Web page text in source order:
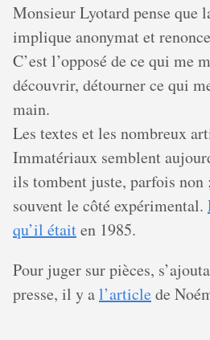
Monsieur Lyotard pense que
implique anonymat et
C’est l’opposé de ce qui me
découvrir, détourner ce qui
main.
Les textes et les nombreux
Immatériaux semblent
ils tombent juste, parfois
souvent le côté expérimental.
qu’il étaiten 1985.
Pour juger sur pièces,
presse, il y al’articlede